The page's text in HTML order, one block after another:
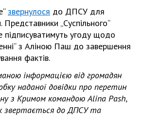
звернулося до ДПСУ для
Представники „Суспільного“
підписуватимуть угоду щодо
з Аліною Паш до завершення
фактів.
інформацією від громадян
наданої довідки про перетин
з Кримом командою Alina Pash,
звертається до ДПСУ та